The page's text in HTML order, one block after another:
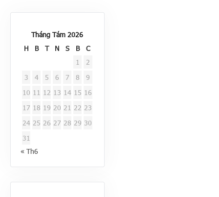
Tháng Tám 2026
H
B T N S B
C
1
2
3
4 5 6 7 8
9
10 11 12 13 14 15 16
17 18 19 20 21 22 23
24 25 26 27 28 29 30
31
« Th6